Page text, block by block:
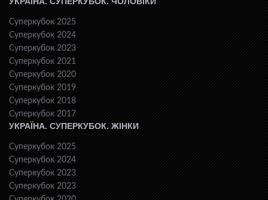
Суперкубок 2025
Суперкубок 2024
Суперкубок 2023
Суперкубок 2021
Суперкубок 2020
Суперкубок 2019
Суперкубок 2018
Суперкубок 2017
УКРАЇНА. СУПЕРКУБОК. ЖІНКИ
Суперкубок 2025
Суперкубок 2024
Суперкубок 2023
Суперкубок 2023